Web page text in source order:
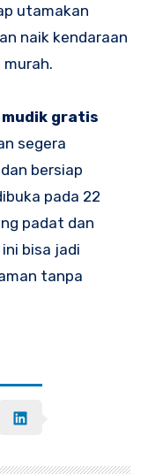
utamakan
naik kendaraan
mudik gratis
segera
bersiap
pada 22
padat dan
bisa jadi
tanpa